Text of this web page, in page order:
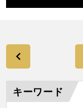
キーワード